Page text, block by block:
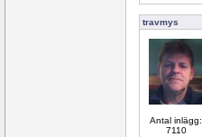
travmys
Antal inlägg:
7110